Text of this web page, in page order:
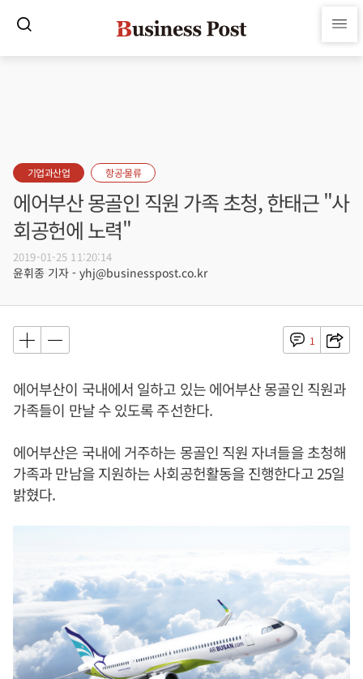
기업과산업 항공·물류
에어부산 몽골인 직원 가족 초청, 한태근 "사
회공헌에 노력"
2019-01-25 11:20:14
윤휘종 기자 - yhj@businesspost.co.kr
1
에어부산이 국내에서 일하고 있는 에어부산 몽골인 직원과
가족들이 만날 수 있도록 주선한다.
에어부산은 국내에 거주하는 몽골인 직원 자녀들을 초청해
가족과 만남을 지원하는 사회공헌활동을 진행한다고 25일
밝혔다.